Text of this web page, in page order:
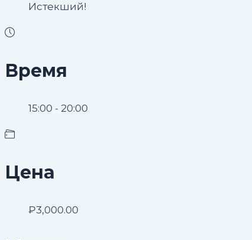
Истекший!
Время
15:00 - 20:00
Цена
₽3,000.00